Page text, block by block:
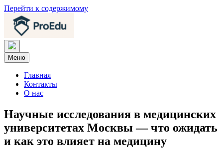
Перейти к содержимому
Меню
Главная
Контакты
О нас
Научные исследования в медицинских
университетах Москвы — что ожидать
и как это влияет на медицину